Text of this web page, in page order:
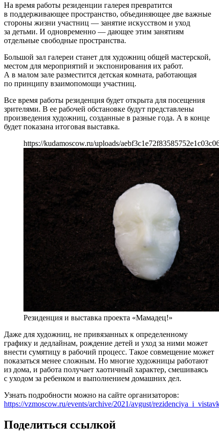
На время работы резиденции галерея превратится
в поддерживающее пространство, объединяющее две важные
стороны жизни участниц — занятие искусством и уход
за детьми. И одновременно — дающее этим занятиям
отдельные свободные пространства.
Большой зал галереи станет для художниц общей мастерской,
местом для мероприятий и экспонирования их работ.
А в малом зале разместится детская комната, работающая
по принципу взаимопомощи участниц.
Все время работы резиденция будет открыта для посещения
зрителями. В ее рабочей обстановке будут представлены
произведения художниц, созданные в разные года. А в конце
будет показана итоговая выставка.
https://kudamoscow.ru/uploads/
Резиденция и выставка проекта «Мамадец!»
Даже для художниц, не привязанных к определенному
графику и дедлайнам, рождение детей и уход за ними может
внести сумятицу в рабочий процесс. Такое совмещение может
показаться менее сложным. Но многие художницы работают
из дома, и работа получает хаотичный характер, смешиваясь
с уходом за ребенком и выполнением домашних дел.
Узнать подробности можно на сайте организаторов:
https://vzmoscow.ru/events/archive/2021/avgust/
Поделиться ссылкой